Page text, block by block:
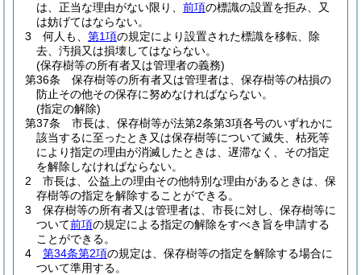
は、正当な理由がない限り、 前項の標識の設置を拒み、又
は妨げてはならない。
3
何人も、 第1項の規定により設置された標識を移転、除
去、汚損又は損壊してはならない。
(保存樹等の所有者又は管理者の義務)
第36条
保存樹等の所有者又は管理者は、保存樹等の枯損の
防止その他その保存に努めなければならない。
(指定の解除)
第37条
市長は、保存樹等が法第2条第3項各号のいずれかに
該当するに至ったとき又は保存樹等について滅失、枯死等
により指定の理由が消滅したときは、遅滞なく、その指定
を解除しなければならない。
2
市長は、公益上の理由その他特別な理由があるときは、保
存樹等の指定を解除することができる。
3
保存樹等の所有者又は管理者は、市長に対し、保存樹等に
ついて前項の規定による指定の解除をすべき旨を申請する
ことができる。
4
第34条第2項の規定は、保存樹等の指定を解除する場合に
ついて準用する。